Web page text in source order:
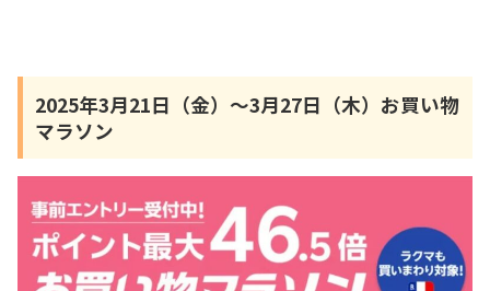
2025年3月21日（金）～3月27日（木）お買い物
マラソン